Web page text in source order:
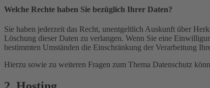
Welche Rechte haben Sie bezüglich Ihrer Daten?
Sie haben jederzeit das Recht, unentgeltlich Auskunft über
Löschung dieser Daten zu verlangen. Wenn Sie eine
bestimmten Umständen die Einschränkung der Verarbeitung
Hierzu sowie zu weiteren Fragen zum Thema Datenschutz